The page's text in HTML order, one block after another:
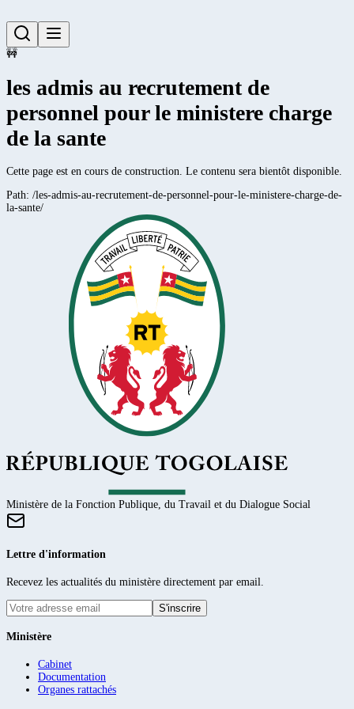
🚧
les admis au recrutement de
personnel pour le ministere charge
de la sante
Cette page est en cours de construction. Le contenu sera bientôt disponible.
Path: /les-admis-au-recrutement-de-personnel-pour-le-ministere-charge-de-
la-sante/
Ministère de la Fonction Publique, du Travail et du Dialogue Social
Lettre d'information
Recevez les actualités du ministère directement par email.
S'inscrire
Ministère
Cabinet
Documentation
Organes rattachés